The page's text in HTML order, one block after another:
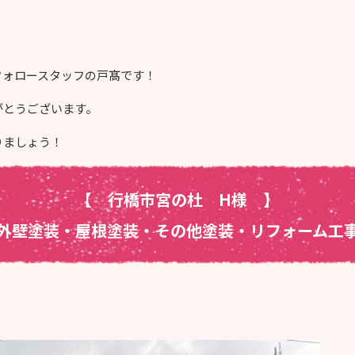
ロースタッフの戸髙です！
うございます。
しょう！
【 行橋市宮の杜 H様】
壁塗装・屋根塗装・その他塗装・リフォーム工